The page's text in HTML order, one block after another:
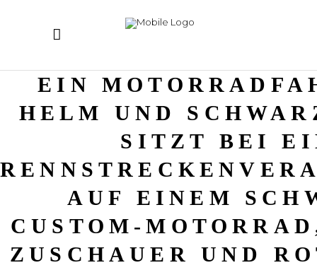
EIN
HELM UND
SITZT BEI
AUF EINEM
CUSTOM-
ZUSCHAUER UND